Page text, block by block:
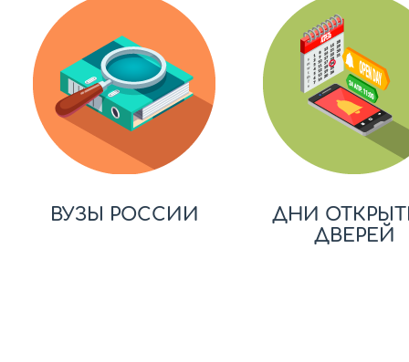
ВУЗЫ РОССИИ
ДНИ
ДВЕРЕЙ